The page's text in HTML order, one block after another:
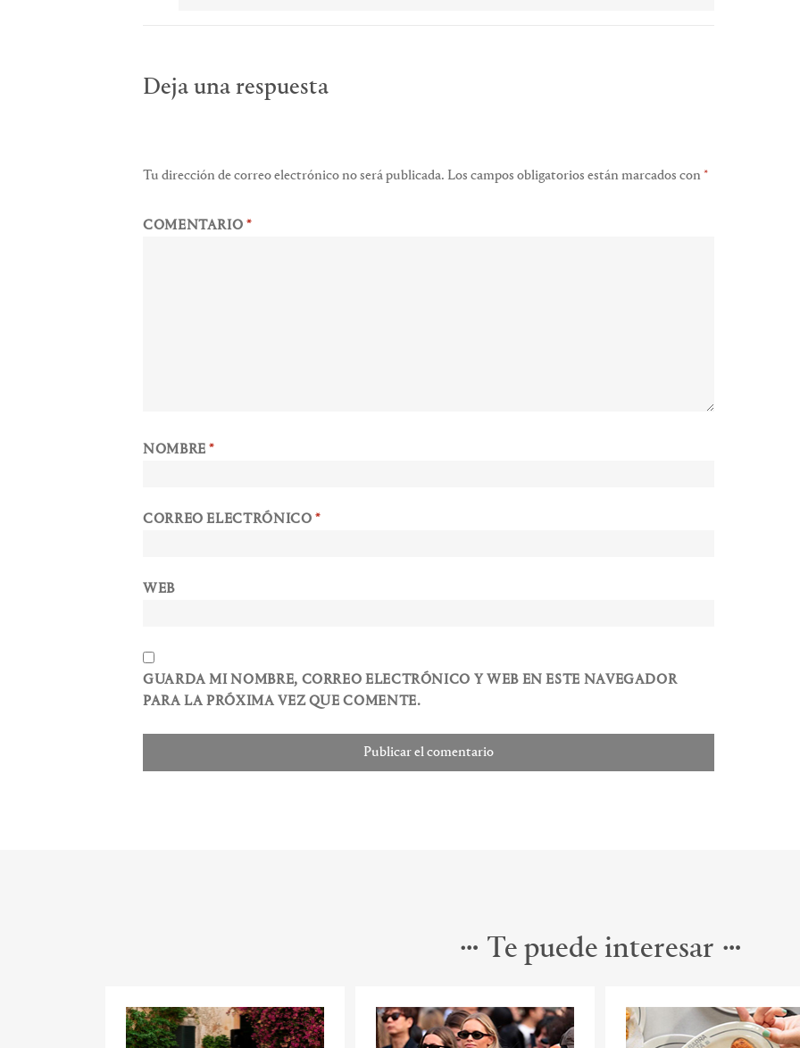
Deja una respuesta
Tu dirección de correo electrónico no será publicada. Los campos obligatorios están marcados con*
COMENTARIO*
NOMBRE*
CORREO ELECTRÓNICO*
WEB
GUARDA MI NOMBRE, CORREO ELECTRÓNICO Y WEB EN ESTE NAVEGADOR
PARA LA PRÓXIMA VEZ QUE COMENTE.
Te puede interesar